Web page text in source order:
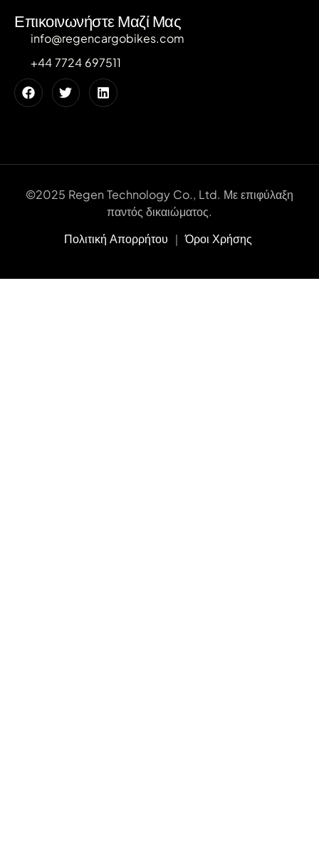
Επικοινωνήστε Μαζί Μας
info@regencargobikes.com
+44 7724 697511
©2025 Regen Technology Co., Ltd. Με επιφύλαξη
παντός δικαιώματος.
Πολιτική Απορρήτου ｜Όροι Χρήσης